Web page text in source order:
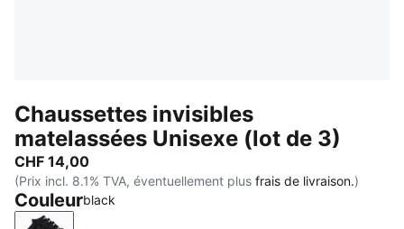
Chaussettes invisibles
matelassées Unisexe (lot de 3)
CHF 14,00
(Prix incl. 8.1% TVA, éventuellement plus frais de livraison.)
Couleurblack